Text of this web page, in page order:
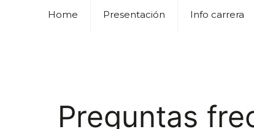
Home Presentación Info carrera
Preguntas